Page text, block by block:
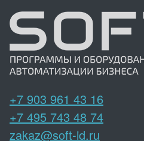
+7 903 961 43 16
+7 495 743 48 74
zakaz@soft-id.ru